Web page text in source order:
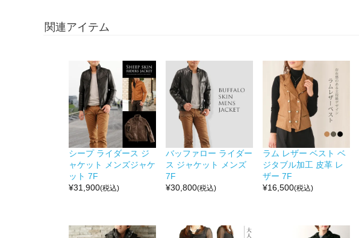
関連アイテム
シープ ライダース ジ
ャケット メンズジャケ
ット 7F
¥31,900(税込)
バッファロー ライダー
ス ジャケット メンズ
7F
¥30,800(税込)
ラム レザー ベスト ベ
ジタブル加工 皮革 レ
ザー 7F
¥16,500(税込)